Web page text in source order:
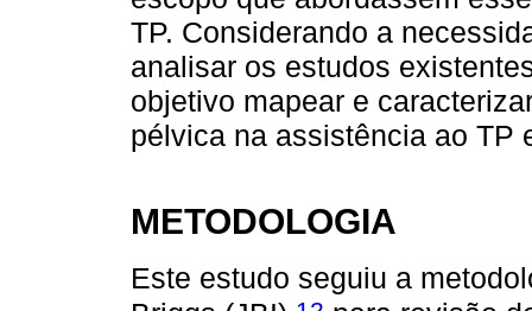
TP. Considerando a
analisar os estudos
objetivo mapear e
pélvica na assistência ao TP
METODOLOGIA
Este estudo seguiu a